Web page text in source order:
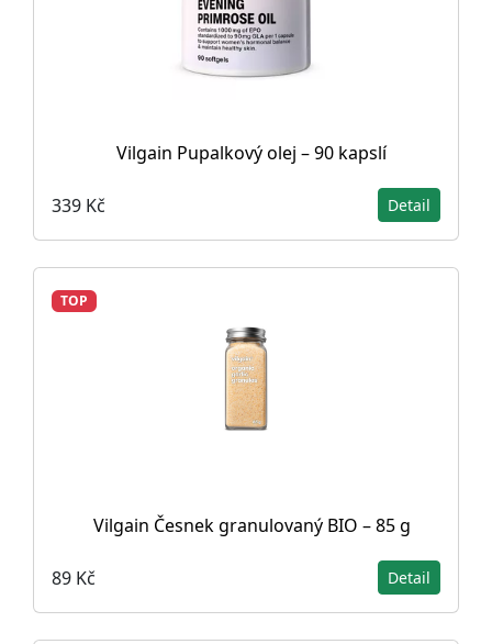
Vilgain Pupalkový olej – 90 kapslí
339 Kč Detail
TOP
Vilgain Česnek granulovaný BIO – 85 g
89 Kč Detail